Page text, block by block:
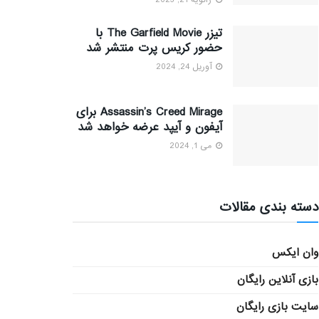
تیزر The Garfield Movie با
حضور کریس پرت منتشر شد
آوریل 24, 2024
Assassin’s Creed Mirage برای
آیفون و آیپد عرضه خواهد شد
می 1, 2024
دسته بندی مقالات
وان ایکس
بازی آنلاین رایگان
سایت بازی رایگان